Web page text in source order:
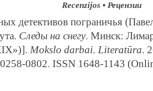
Recenzijos • Рецензии
детективов пограничья
Следы на снегу. Минск:
Mokslo darbai. Literatūra.
0802. ISSN 1648-1143